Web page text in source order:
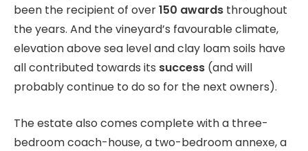
been the recipient of over150 awards throughout
the years. And the vineyard’s favourable climate,
elevation above sea level and clay loam soils have
all contributed towards its success (and will
probably continue to do so for the next owners).
The estate also comes complete with a three-
bedroom coach-house, a two-bedroom annexe, a